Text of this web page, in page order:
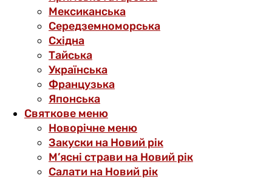
Мексиканська
Середземноморська
Східна
Тайська
Українська
Французька
Японська
Святкове меню
Новорічне меню
Закуски на Новий рік
М’ясні страви на Новий рік
Салати на Новий рік